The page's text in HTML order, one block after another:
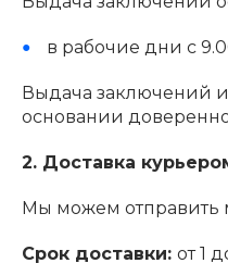
в рабочие дни с
Выдача заключений и
основании
2. Доставка
Мы можем отправить
Срок доставки: от 1